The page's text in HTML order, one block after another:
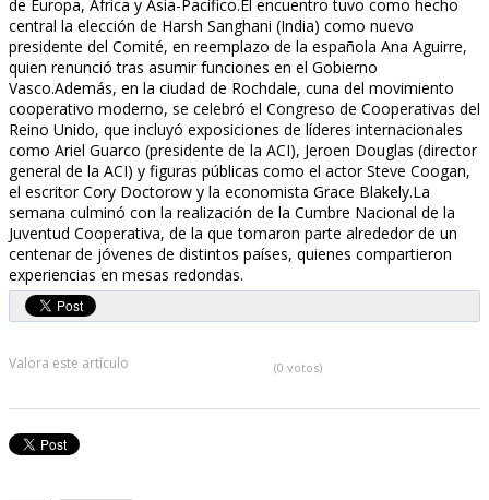
de Europa, África y Asia-Pacífico.El encuentro tuvo como hecho
central la elección de Harsh Sanghani (India) como nuevo
presidente del Comité, en reemplazo de la española Ana Aguirre,
quien renunció tras asumir funciones en el Gobierno
Vasco.Además, en la ciudad de Rochdale, cuna del movimiento
cooperativo moderno, se celebró el Congreso de Cooperativas del
Reino Unido, que incluyó exposiciones de líderes internacionales
como Ariel Guarco (presidente de la ACI), Jeroen Douglas (director
general de la ACI) y figuras públicas como el actor Steve Coogan,
el escritor Cory Doctorow y la economista Grace Blakely.La
semana culminó con la realización de la Cumbre Nacional de la
Juventud Cooperativa, de la que tomaron parte alrededor de un
centenar de jóvenes de distintos países, quienes compartieron
experiencias en mesas redondas.
Valora este artículo (0 votos)